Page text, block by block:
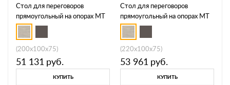
Стол для переговоров
прямоугольный на опорах МТ
МР Б1Б 151
(200x100x75)
51 131 руб.
КУПИТЬ
Стол для переговоров
прямоугольный на опорах МТ
МР Б1Б 152
(220x100x75)
53 961 руб.
КУПИТЬ